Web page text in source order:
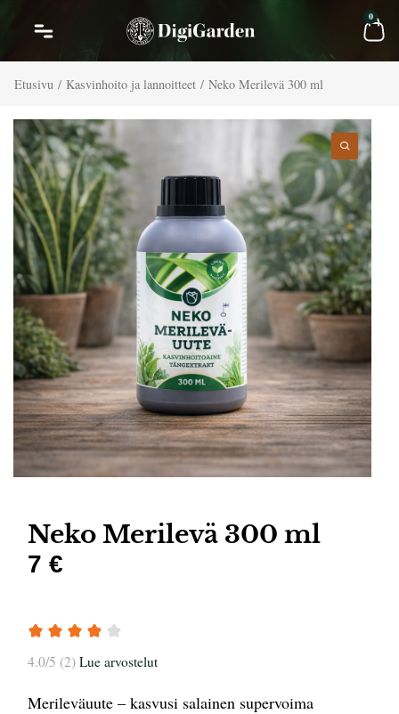
sisältöön
0
Etusivu / Kasvinhoito ja lannoitteet / Neko Merilevä 300 ml
Neko Merilevä 300 ml
7 €
4.0/5 (2) Lue arvostelut
Merileväuute – kasvusi salainen supervoima